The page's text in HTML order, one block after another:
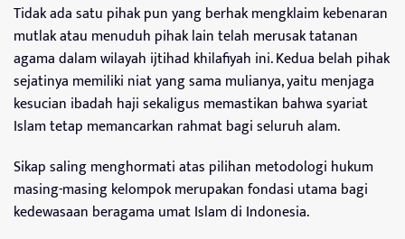
Tidak ada satu pihak pun yang berhak mengklaim kebenaran
mutlak atau menuduh pihak lain telah merusak tatanan
agama dalam wilayah ijtihad khilafiyah ini. Kedua belah pihak
sejatinya memiliki niat yang sama mulianya, yaitu menjaga
kesucian ibadah haji sekaligus memastikan bahwa syariat
Islam tetap memancarkan rahmat bagi seluruh alam.
Sikap saling menghormati atas pilihan metodologi hukum
masing-masing kelompok merupakan fondasi utama bagi
kedewasaan beragama umat Islam di Indonesia.